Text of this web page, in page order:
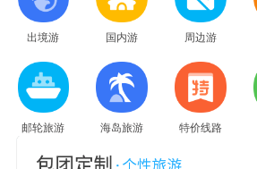
出境游 国内游 周边游
邮轮旅游 海岛旅游 特价线路